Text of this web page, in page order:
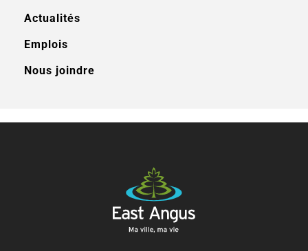
Actualités
Emplois
Nous joindre